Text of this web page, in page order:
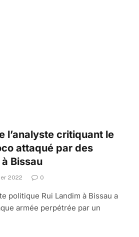
l’analyste critiquant le
attaqué par des
Bissau
2022 0
politique Rui Landim à Bissau a
armée perpétrée par un